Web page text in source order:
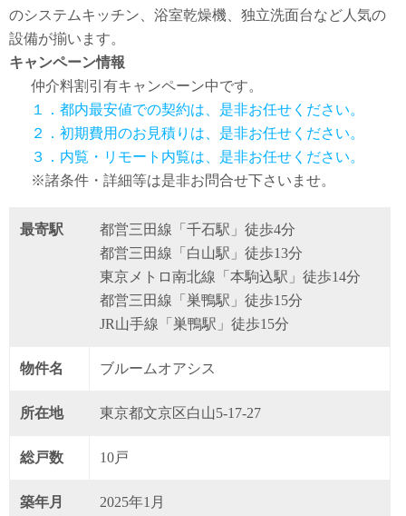
のシステムキッチン、浴室乾燥機、独立洗面台など人気の
設備が揃います。
キャンペーン情報
仲介料割引有キャンペーン中です。
１．都内最安値での契約は、是非お任せください。
２．初期費用のお見積りは、是非お任せください。
３．内覧・リモート内覧は、是非お任せください。
※諸条件・詳細等は是非お問合せ下さいませ。
最寄駅
都営三田線「千石駅」徒歩4分
都営三田線「白山駅」徒歩13分
東京メトロ南北線「本駒込駅」徒歩14分
都営三田線「巣鴨駅」徒歩15分
JR山手線「巣鴨駅」徒歩15分
物件名 ブルームオアシス
所在地 東京都文京区白山5-17-27
総戸数 10戸
築年月 2025年1月